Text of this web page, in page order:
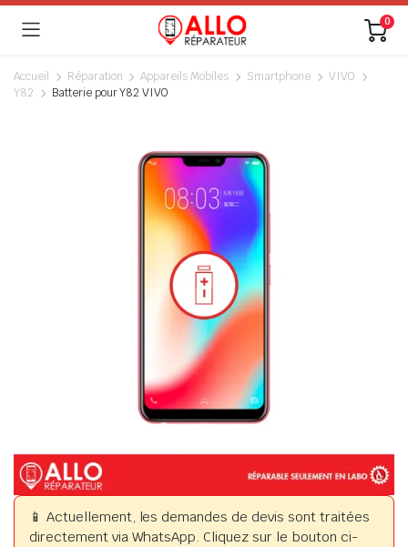
0
Accueil Réparation Appareils Mobiles Smartphone
VIVO
Y82
Batterie pour Y82 VIVO
📱 Actuellement, les demandes de devis sont traitées
directement via WhatsApp. Cliquez sur le bouton ci-